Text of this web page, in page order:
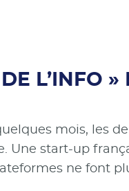
L’INFO
mois, les
Une start-up
ne font